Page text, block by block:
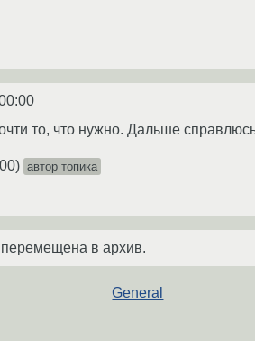
то, что нужно. Дальше
) автор топика
в архив.
General